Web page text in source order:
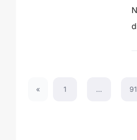
«
Previous Page
1 … 91